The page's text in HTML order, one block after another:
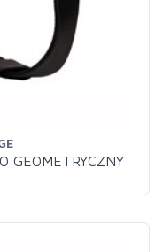
GEOMETRYCZNY